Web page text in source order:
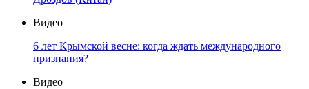
Видео
6 лет Крымской весне: когда ждать международного
признания?
Видео